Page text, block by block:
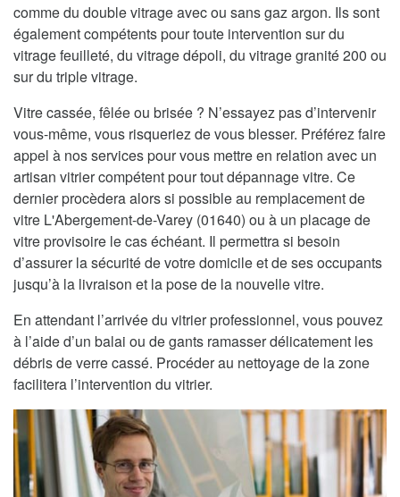
comme du double vitrage avec ou sans gaz argon. Ils sont
également compétents pour toute intervention sur du
vitrage feuilleté, du vitrage dépoli, du vitrage granité 200 ou
sur du triple vitrage.
Vitre cassée, fêlée ou brisée ? N’essayez pas d’intervenir
vous-même, vous risqueriez de vous blesser. Préférez faire
appel à nos services pour vous mettre en relation avec un
artisan vitrier compétent pour tout dépannage vitre. Ce
dernier procèdera alors si possible au remplacement de
vitre L'Abergement-de-Varey (01640) ou à un placage de
vitre provisoire le cas échéant. Il permettra si besoin
d’assurer la sécurité de votre domicile et de ses occupants
jusqu’à la livraison et la pose de la nouvelle vitre.
En attendant l’arrivée du vitrier professionnel, vous pouvez
à l’aide d’un balai ou de gants ramasser délicatement les
débris de verre cassé. Procéder au nettoyage de la zone
facilitera l’intervention du vitrier.